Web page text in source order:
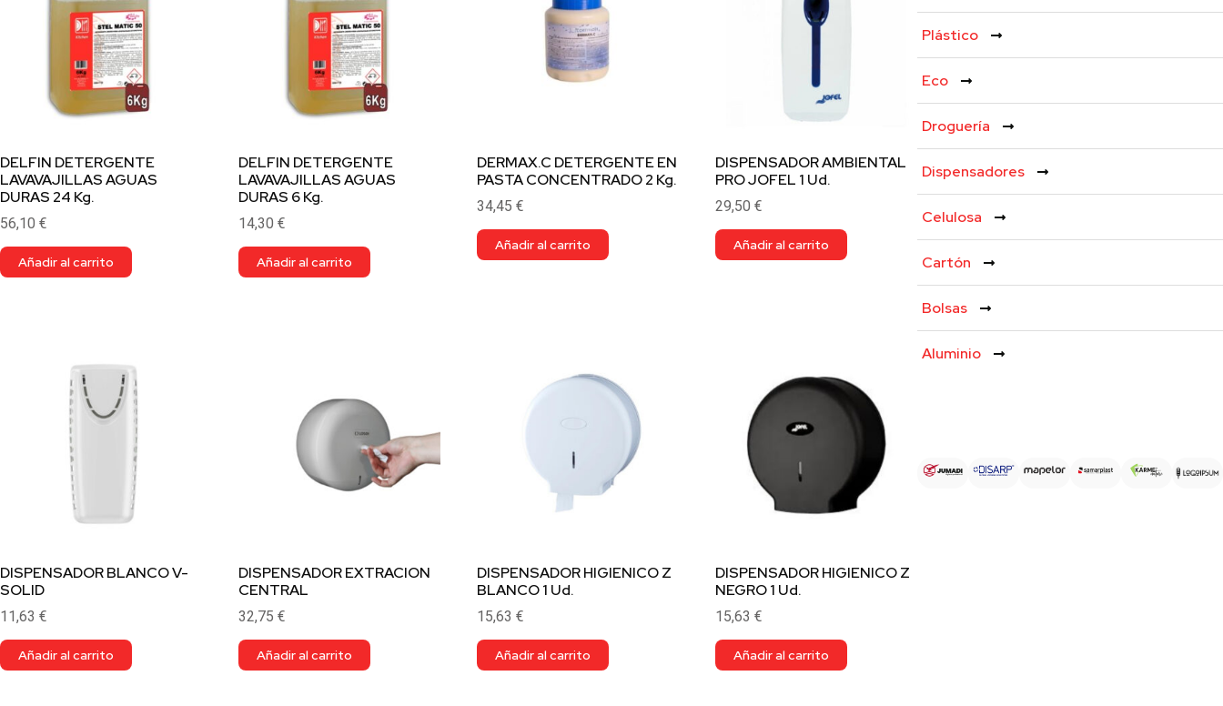
DELFIN DETERGENTE
LAVAVAJILLAS AGUAS
DURAS 24 Kg.
56,10 €
Añadir al carrito
DELFIN DETERGENTE
LAVAVAJILLAS AGUAS
DURAS 6 Kg.
14,30 €
Añadir al carrito
DERMAX.C DETERGENTE EN
PASTA CONCENTRADO 2 Kg.
34,45 €
Añadir al carrito
DISPENSADOR AMBIENTAL
PRO JOFEL 1 Ud.
29,50 €
Añadir al carrito
DISPENSADOR BLANCO V-
SOLID
11,63 €
Añadir al carrito
DISPENSADOR EXTRACION
CENTRAL
32,75 €
Añadir al carrito
DISPENSADOR HIGIENICO Z
BLANCO 1 Ud.
15,63 €
Añadir al carrito
DISPENSADOR HIGIENICO Z
NEGRO 1 Ud.
15,63 €
Añadir al carrito
Plástico
Eco
Droguería
Dispensadores
Celulosa
Cartón
Bolsas
Aluminio